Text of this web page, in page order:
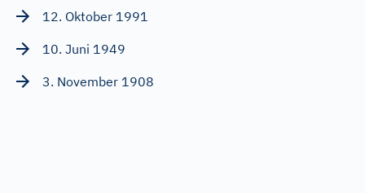
12. Oktober 1991
10. Juni 1949
3. November 1908